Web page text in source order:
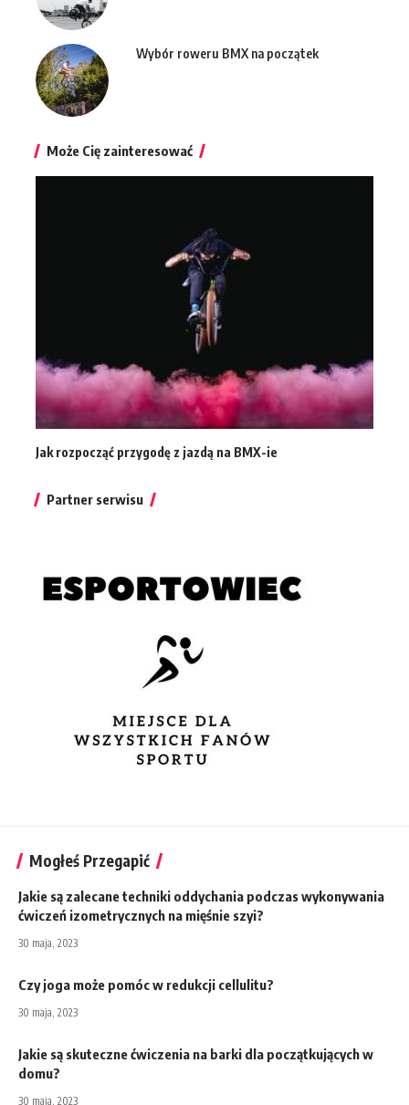
Wybór roweru BMX na początek
Może Cię zainteresować
Jak rozpocząć przygodę z jazdą na BMX-ie
Partner serwisu
Mogłeś Przegapić
Jakie są zalecane techniki oddychania podczas wykonywania
ćwiczeń izometrycznych na mięśnie szyi?
30 maja, 2023
Czy joga może pomóc w redukcji cellulitu?
30 maja, 2023
Jakie są skuteczne ćwiczenia na barki dla początkujących w
domu?
30 maja, 2023